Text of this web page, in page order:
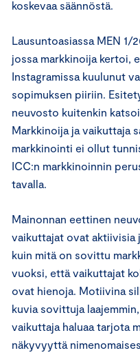
koskevaa säännöstä.
Lausuntoasiassa MEN
jossa markkinoija kertoi,
Instagramissa kuulunut
sopimuksen piiriin.
neuvosto kuitenkin
Markkinoija ja vaikuttaja
markkinointi ei ollut
ICC:n markkinoinnin
tavalla.
Mainonnan eettinen
vaikuttajat ovat aktiivisia
kuin mitä on sovittu
vuoksi, että vaikuttajat
ovat hienoja. Motiivina
kuvia sovittuja
vaikuttaja haluaa tarjota
näkyvyyttä